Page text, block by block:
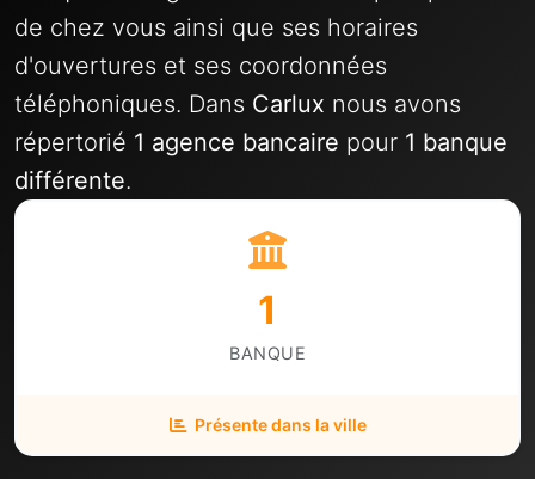
de chez vous ainsi que ses horaires
d'ouvertures et ses coordonnées
téléphoniques. Dans Carlux nous avons
répertorié 1 agence bancaire pour 1 banque
différente.
1
BANQUE
Présente dans la ville